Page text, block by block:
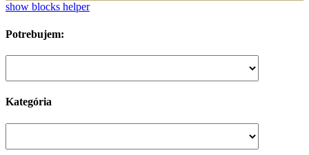
show blocks helper
Potrebujem:
Kategória